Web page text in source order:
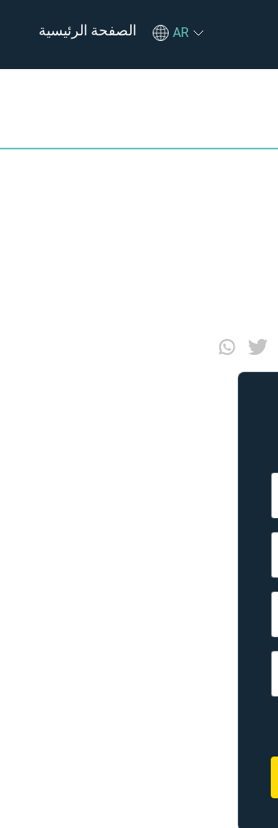
AR الصفحة الرئيسية